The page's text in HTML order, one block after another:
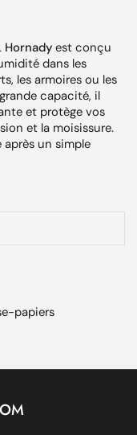
Hornady est conçu
dans les
les armoires ou les
capacité, il
et protège vos
et la moisissure.
un simple
des grands
four domestique.
papiers